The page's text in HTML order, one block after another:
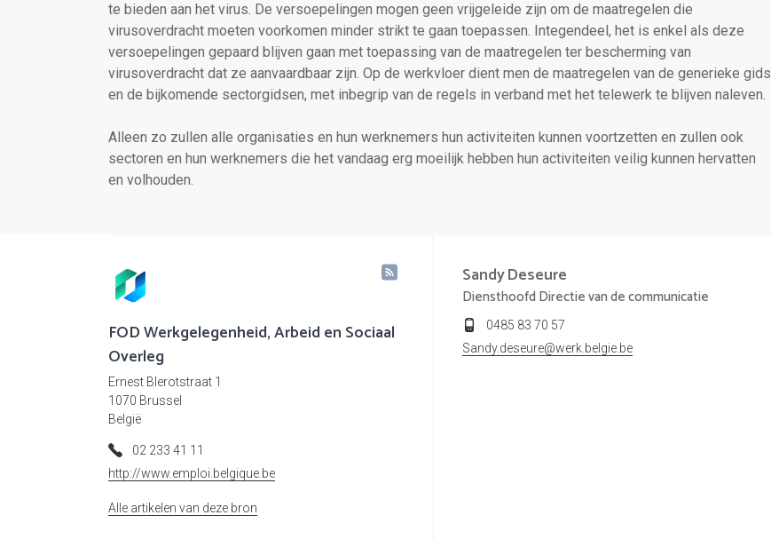
te bieden aan het virus. De versoepelingen mogen geen vrijgeleide zijn om de maatregelen die
virusoverdracht moeten voorkomen minder strikt te gaan toepassen. Integendeel, het is enkel als deze
versoepelingen gepaard blijven gaan met toepassing van de maatregelen ter bescherming van
virusoverdracht dat ze aanvaardbaar zijn. Op de werkvloer dient men de maatregelen van de generieke gids
en de bijkomende sectorgidsen, met inbegrip van de regels in verband met het telewerk te blijven naleven.
Alleen zo zullen alle organisaties en hun werknemers hun activiteiten kunnen voortzetten en zullen ook
sectoren en hun werknemers die het vandaag erg moeilijk hebben hun activiteiten veilig kunnen hervatten
en volhouden.
FOD Werkgelegenheid, Arbeid en Sociaal
Overleg
Ernest Blerotstraat 1
1070 Brussel
België
02 233 41 11
http://www.emploi.belgique.be
Alle artikelen van deze bron
SandyDeseure
Diensthoofd Directie van de communicatie
0485 83 70 57
Sandy.deseure@werk.belgie.be